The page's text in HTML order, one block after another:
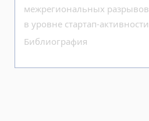
межрегиональных разрывов
в уровне стартап-активности
Библиография